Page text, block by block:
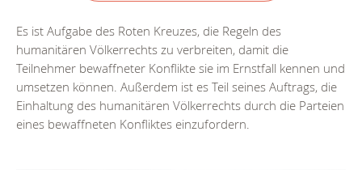
Es ist Aufgabe des Roten Kreuzes, die Regeln des
humanitären Völkerrechts zu verbreiten, damit die
Teilnehmer bewaffneter Konflikte sie im Ernstfall kennen und
umsetzen können. Außerdem ist es Teil seines Auftrags, die
Einhaltung des humanitären Völkerrechts durch die Parteien
eines bewaffneten Konfliktes einzufordern.